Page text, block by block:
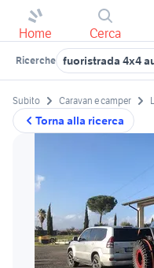
Home Cerca
Ricerche fuoristrada 4x4
Torna alla ricerca
Subito Caravan e camper